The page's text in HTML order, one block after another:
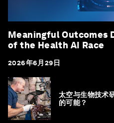
Meaningful Outcomes
of the Health AI Race
2026年6月29日
太空与生物技术
的可能？